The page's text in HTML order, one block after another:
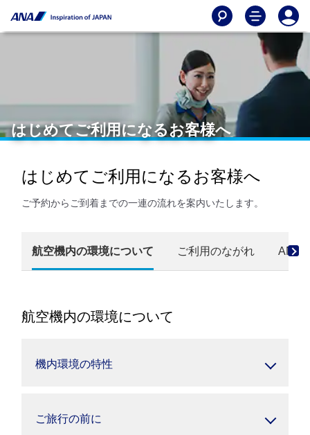
はじめてご利用になるお客様へ
はじめてご利用になるお客様へ
ご予約からご到着までの一連の流れを案内いたします。
航空機内の環境について ご利用のながれ ANA
航空機内の環境について
機内環境の特性
ご旅行の前に